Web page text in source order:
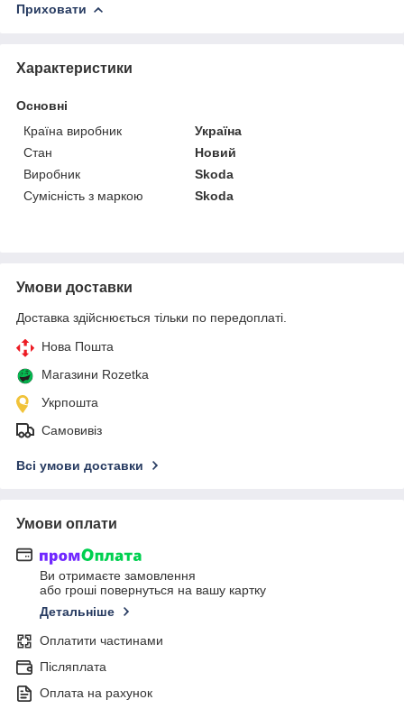
Приховати
Характеристики
Основні
Країна виробник
Україна
Стан
Новий
Виробник
Skoda
Сумісність з маркою
Skoda
Умови доставки
Доставка здійснюється тільки по передоплаті.
Нова Пошта
Магазини Rozetka
Укрпошта
Самовивіз
Всі умови доставки
Умови оплати
Ви отримаєте замовлення
або гроші повернуться на вашу картку
Детальніше
Оплатити частинами
Післяплата
Оплата на рахунок